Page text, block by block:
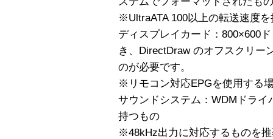
※UltraATA 100以上の転送速度
ディスプレイカード：800×600
き、DirectDraw のオフスクリー
のが必要です。
※リモコン対応EPGを使用する
サウンドシステム：WDMドラ
持つもの
※48kHz出力に対応するものを